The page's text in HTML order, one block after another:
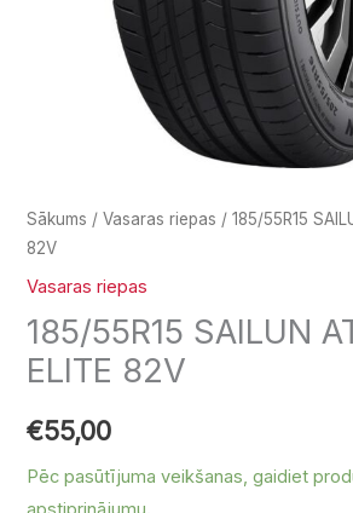
Sākums /Vasaras riepas / 185/55R15
82V
Vasaras riepas
185/55R15 SAILUN
ELITE 82V
€55,00
Pēc pasūtījuma veikšanas, gaidiet